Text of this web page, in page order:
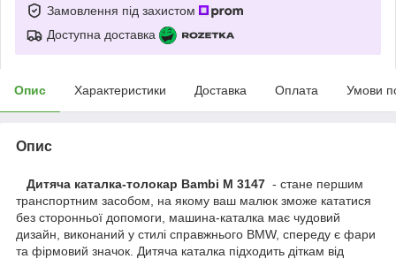
Замовлення під захистом
Доступна доставка
Опис Характеристики Доставка Оплата Умови
Опис
Дитяча каталка-толокар Bambi M 3147 - стане першим
транспортним засобом, на якому ваш малюк зможе кататися
без сторонньої допомоги, машина-каталка має чудовий
дизайн, виконаний у стилі справжнього BMW, спереду є фари
та фірмовий значок. Дитяча каталка підходить діткам від